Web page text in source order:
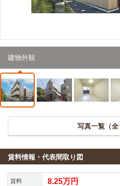
建物外観
写真一覧（全
賃料情報・代表間取り図
賃料 8.25万円